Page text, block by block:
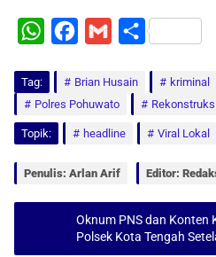
W
t
s
c
e
b
k
a
i
l
S
r
e
Tag: Brian Husain kriminal
Polres Pohuwato
Topik: headline Viral Lokal
Penulis: Arlan Arif Editor:
Oknum PNS dan Konten
Polsek Kota Tengah
Penganiayaan dengan